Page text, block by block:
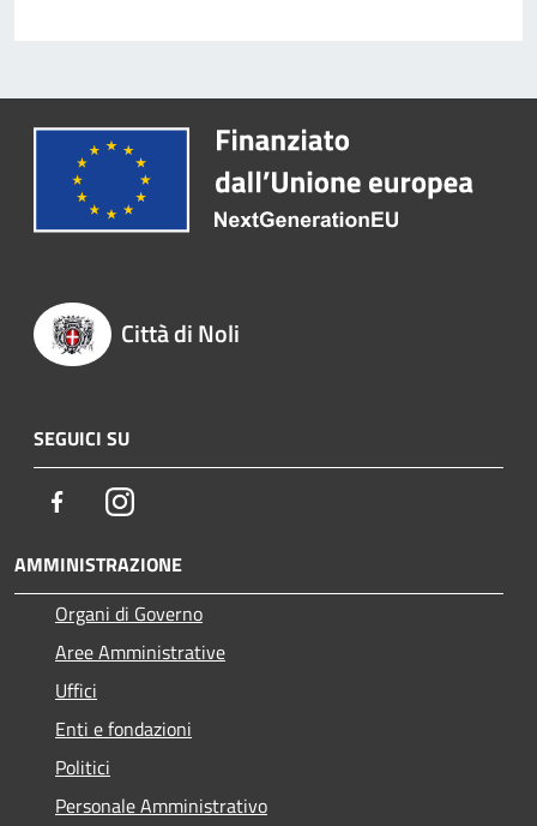
Città di Noli
SEGUICI SU
FacebookInstagram
AMMINISTRAZIONE
Organi di Governo
Aree Amministrative
Uffici
Enti e fondazioni
Politici
Personale Amministrativo